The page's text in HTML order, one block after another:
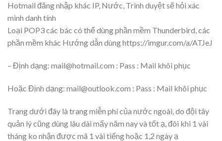
Hotmail đăng nhập khác IP, Nước, Trình duyệt sẽ hỏi xác
minh danh tính
Loại POP3 các bác có thể dùng phần mềm Thunderbird, các
phần mềm khác Hướng dẫn dùng https://imgur.com/a/ATJeJ
– Định dạng: mail@hotmail.com : Pass : Mail khôi phục
Hoặc Định dạng: mail@outlook.com : Pass : Mail khôi phục
Trang dưới đây là trang miễn phí của nước ngoài, do đội tây
quản lý cũng dùng lâu dài mấy năm nay và tốt ạ, đôi khi 1 vài
tháng ko nhận được mã 1 vài tiếng hoặc 1,2 ngày ạ